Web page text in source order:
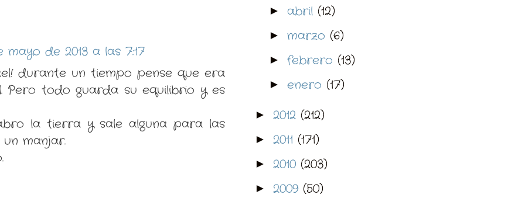
mayo de 2013 a las 7:17
durante un tiempo pense que era
Pero todo guarda su equilibrio y es
la tierra y sale alguna para las
un manjar.
► abril (12)
► marzo (6)
► febrero (13)
► enero (17)
► 2012 (212)
► 2011 (171)
► 2010 (203)
► 2009 (50)